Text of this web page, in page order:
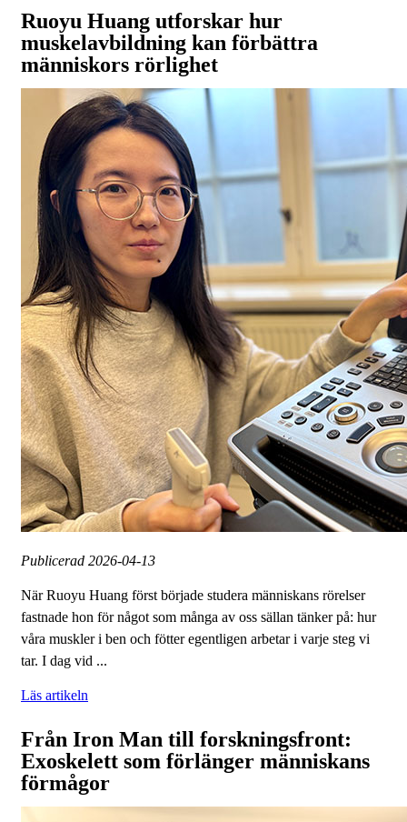
Ruoyu Huang utforskar hur
muskelavbildning kan förbättra
människors rörlighet
Publicerad 2026-04-13
När Ruoyu Huang först började studera människans rörelser
fastnade hon för något som många av oss sällan tänker på: hur
våra muskler i ben och fötter egentligen arbetar i varje steg vi
tar. I dag vid ...
Läs artikeln
Från Iron Man till forskningsfront:
Exoskelett som förlänger människans
förmågor